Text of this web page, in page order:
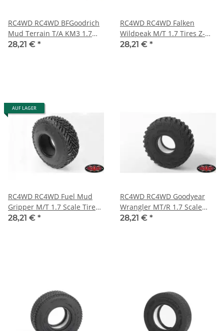
RC4WD RC4WD BFGoodrich
Mud Terrain T/A KM3 1.7
Tires Z-T0191
28,21 € *
RC4WD RC4WD Falken
Wildpeak M/T 1.7 Tires Z-
T0179
28,21 € *
AUF LAGER
RC4WD RC4WD Fuel Mud
Gripper M/T 1.7 Scale Tires
Z-T0133
28,21 € *
RC4WD RC4WD Goodyear
Wrangler MT/R 1.7 Scale
Tires Z-T0157
28,21 € *